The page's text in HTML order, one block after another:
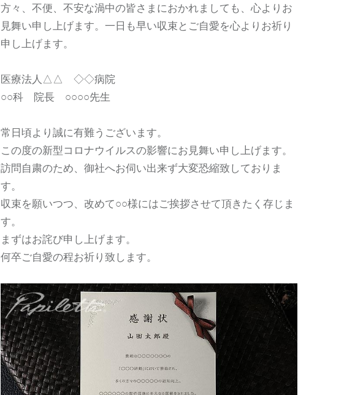
方々、不便、不安な渦中の皆さまにおかれましても、心よりお
見舞い申し上げます。一日も早い収束とご自愛を心よりお祈り
申し上げます。
医療法人△△ ◇◇病院
○○科 院長 ○○○○先生
常日頃より誠に有難うございます。
この度の新型コロナウイルスの影響にお見舞い申し上げます。
訪問自粛のため、御社へお伺い出来ず大変恐縮致しておりま
す。
収束を願いつつ、改めて○○様にはご挨拶させて頂きたく存じま
す。
まずはお詫び申し上げます。
何卒ご自愛の程お祈り致します。